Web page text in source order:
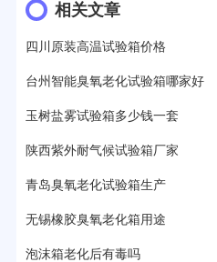
17分钟前用户提问：
22分钟前用户提问：紫外线老
25分钟前用户提问：老化箱和
27分钟前用户提问：移动电源
32分钟前用户提问：
相关文章
四川原装高温试验箱价格
台州智能臭氧老化试验箱哪家好
玉树盐雾试验箱多少钱一套
陕西紫外耐气候试验箱厂家
青岛臭氧老化试验箱生产
无锡橡胶臭氧老化箱用途
泡沫箱老化后有毒吗